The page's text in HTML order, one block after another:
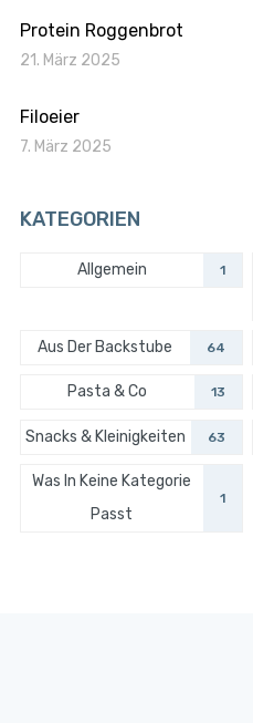
Protein Roggenbrot
21. März 2025
Filoeier
7. März 2025
KATEGORIEN
Allgemein 1
Aus Der Backstube 64
Pasta & Co 13
Snacks & Kleinigkeiten 63
Was In Keine Kategorie
Passt
1